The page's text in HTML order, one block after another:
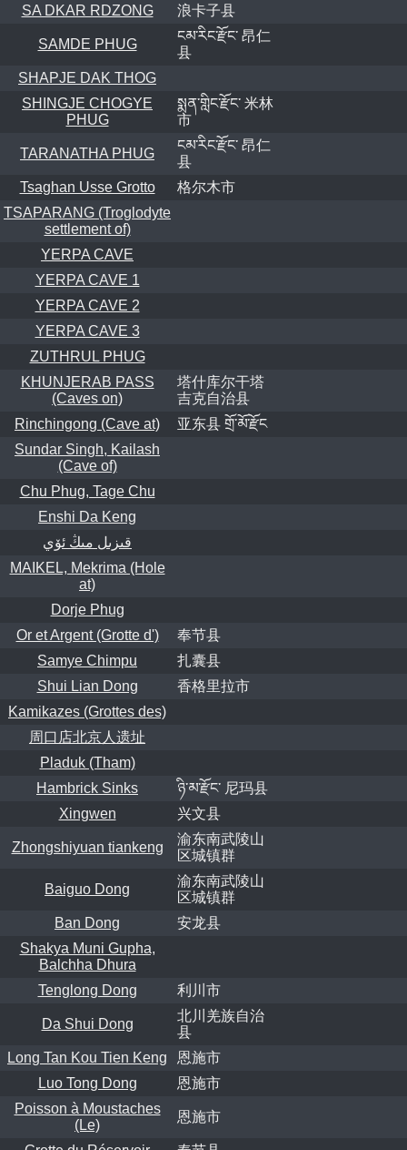
SA DKAR RDZONG
浪卡子县
SAMDE PHUG
ངམ་རིང་རྫོང་ 昂仁
县
SHAPJE DAK THOG
SHINGJE CHOGYE
PHUG
སྨན་གླིང་རྫོང་ 米林
市
TARANATHA PHUG
ངམ་རིང་རྫོང་ 昂仁
县
Tsaghan Usse Grotto
格尔木市
TSAPARANG (Troglodyte
settlement of)
YERPA CAVE
YERPA CAVE 1
YERPA CAVE 2
YERPA CAVE 3
ZUTHRUL PHUG
KHUNJERAB PASS
(Caves on)
塔什库尔干塔
吉克自治县
Rinchingong (Cave at)
亚东县 གྲོ་མོ་རྫོང
Sundar Singh, Kailash
(Cave of)
Chu Phug, Tage Chu
Enshi Da Keng
قىزىل مىڭ ئۆي
MAIKEL, Mekrima (Hole
at)
Dorje Phug
Or et Argent (Grotte d')
奉节县
Samye Chimpu
扎囊县
Shui Lian Dong
香格里拉市
Kamikazes (Grottes des)
周口店北京人遗址
Pladuk (Tham)
Hambrick Sinks
ཉི་མ་རྫོང་ 尼玛县
Xingwen
兴文县
Zhongshiyuan tiankeng
渝东南武陵山
区城镇群
Baiguo Dong
渝东南武陵山
区城镇群
Ban Dong
安龙县
Shakya Muni Gupha,
Balchha Dhura
Tenglong Dong
利川市
Da Shui Dong
北川羌族自治
县
Long Tan Kou Tien Keng
恩施市
Luo Tong Dong
恩施市
Poisson à Moustaches
(Le)
恩施市